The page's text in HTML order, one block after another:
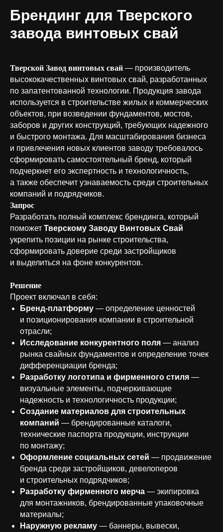
Брендинг для Тверского
завода винтовых свай
Тверской Завод винтовых свай — производитель
высококачественных винтовых свай, разработанных
по запатентованной технологии. Продукция завода
используется в строительстве жилых и коммерческих
объектов, при возведении фундаментов, мостов,
заборов и других конструкций, требующих надежного
и быстрого монтажа. Для масштабирования бизнеса
и привлечения новых клиентов заводу требовалось
сформировать самостоятельный бренд, который
подчеркнет его экспертность и технологичность,
а также обеспечит узнаваемость среди строительных
компаний и подрядчиков.
Запрос
Разработать полный комплекс брендинга, который
поможет Тверскому Заводу Винтовых Свай
укрепить позиции на рынке строительства,
сформировать доверие среди застройщиков
и выделиться на фоне конкурентов.
Решение
Проект включал в себя:
Бренд-платформу — определение ценностей
и позиционирования компании в строительной
отрасли;
Исследование конкурентного поля — анализ
рынка свайных фундаментов и определение точек
дифференциации бренда;
Разработку логотипа и фирменного стиля —
визуальные элементы, подчеркивающие
надежность и технологичность продукции;
Создание материалов для строительных
компаний — брендированные каталоги,
технические паспорта продукции, инструкции
по монтажу;
Оформление социальных сетей — продвижение
бренда среди застройщиков, девелоперов
и строительных подрядчиков;
Разработку фирменного мерча — экипировка
для монтажников, брендированные упаковочные
материалы;
Наружную рекламу — баннеры, вывески,